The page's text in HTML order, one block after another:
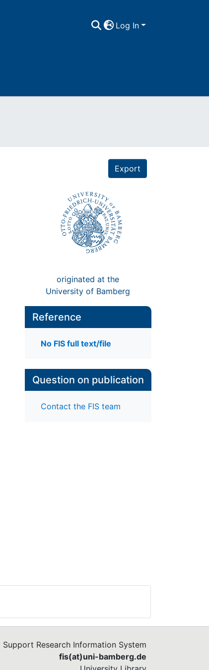
Log In
Export
originated at the
University of Bamberg
Reference
No FIS full text/file
Question on publication
Contact the FIS team
Support Research Information System
fis(at)uni-bamberg.de